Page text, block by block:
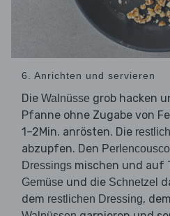
6. Anrichten und servieren
Die Walnüsse grob hacken
Pfanne ohne Zugabe von
1–2Min. anrösten. Die
abzupfen. Den
Dressings mischen und auf
Gemüse und die Schnetzel
dem restlichen Dressing, dem